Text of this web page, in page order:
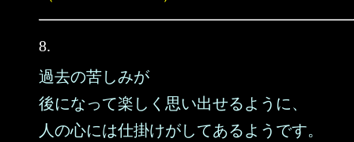
8.
過去の苦しみが
後になって楽しく思い出せるように、
人の心には仕掛けがしてあるようです。